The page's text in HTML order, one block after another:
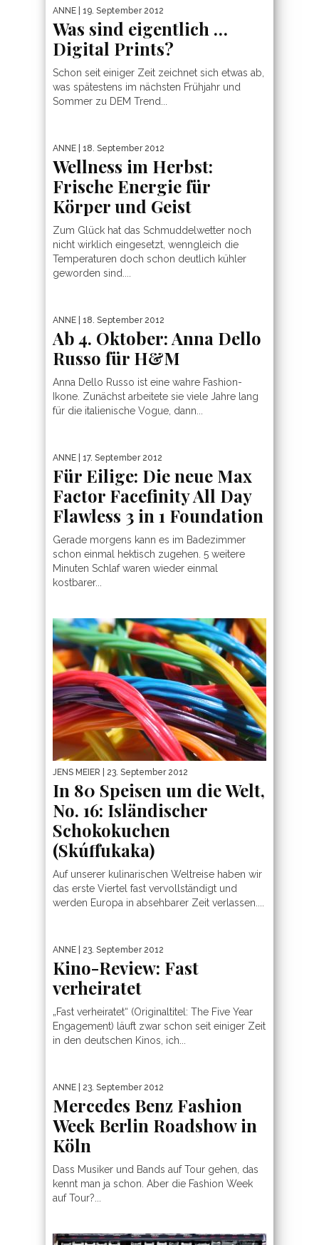
ANNE | 19. September 2012
Was sind eigentlich …
Digital Prints?
Schon seit einiger Zeit zeichnet sich etwas ab,
was spätestens im nächsten Frühjahr und
Sommer zu DEM Trend...
ANNE | 18. September 2012
Wellness im Herbst:
Frische Energie für
Körper und Geist
Zum Glück hat das Schmuddelwetter noch
nicht wirklich eingesetzt, wenngleich die
Temperaturen doch schon deutlich kühler
geworden sind....
ANNE | 18. September 2012
Ab 4. Oktober: Anna Dello
Russo für H&M
Anna Dello Russo ist eine wahre Fashion-
Ikone. Zunächst arbeitete sie viele Jahre lang
für die italienische Vogue, dann...
ANNE | 17. September 2012
Für Eilige: Die neue Max
Factor Facefinity All Day
Flawless 3 in 1 Foundation
Gerade morgens kann es im Badezimmer
schon einmal hektisch zugehen. 5 weitere
Minuten Schlaf waren wieder einmal
kostbarer...
JENS MEIER | 23. September 2012
In 80 Speisen um die Welt,
No. 16: Isländischer
Schokokuchen
(Skúffukaka)
Auf unserer kulinarischen Weltreise haben wir
das erste Viertel fast vervollständigt und
werden Europa in absehbarer Zeit verlassen....
ANNE | 23. September 2012
Kino-Review: Fast
verheiratet
„Fast verheiratet“ (Originaltitel: The Five Year
Engagement) läuft zwar schon seit einiger Zeit
in den deutschen Kinos, ich...
ANNE | 23. September 2012
Mercedes Benz Fashion
Week Berlin Roadshow in
Köln
Dass Musiker und Bands auf Tour gehen, das
kennt man ja schon. Aber die Fashion Week
auf Tour?...